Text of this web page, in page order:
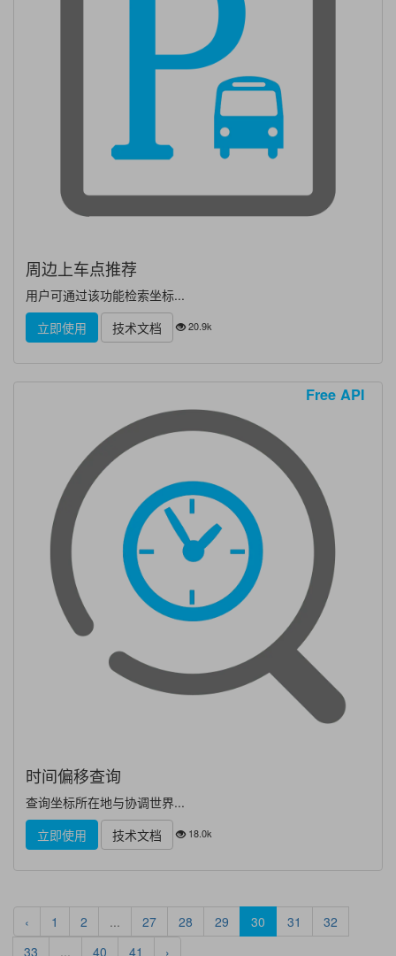
周边上车点推荐
用户可通过该功能检索坐标...
立即使用
技术文档 20.9k
Free API
时间偏移查询
查询坐标所在地与协调世界...
立即使用
技术文档 18.0k
‹ 1 2 ... 27 28 29 30 31
32
33
... 40 41 ›